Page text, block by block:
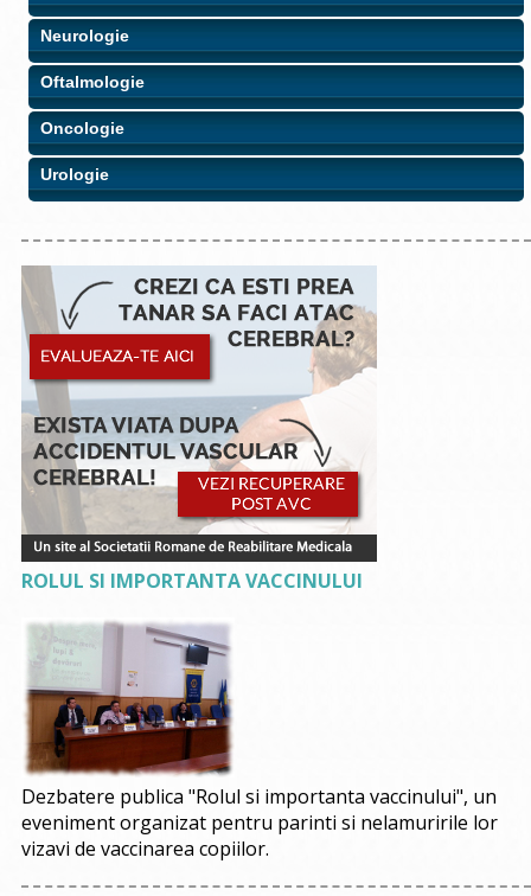
Neurologie
Oftalmologie
Oncologie
Urologie
ROLUL SI IMPORTANTA VACCINULUI
Dezbatere publica "Rolul si importanta vaccinului", un
eveniment organizat pentru parinti si nelamuririle lor
vizavi de vaccinarea copiilor.